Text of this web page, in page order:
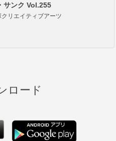
サンク Vol.255
クリエイティブアーツ
ロード